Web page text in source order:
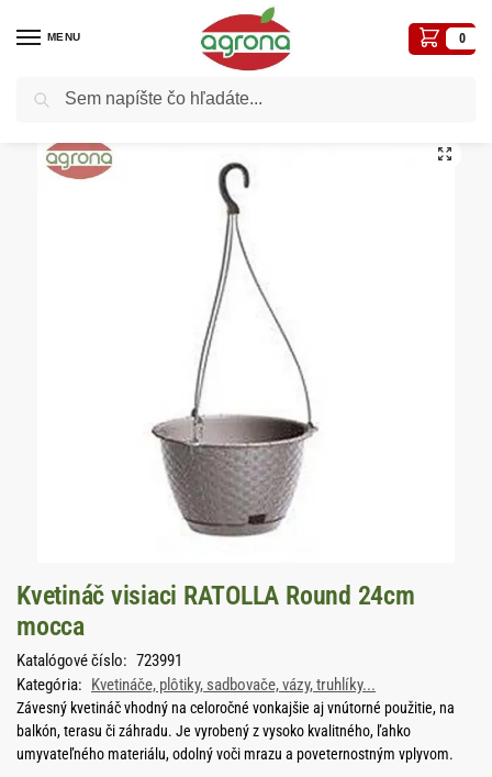
MENU 0
Domov Kvetináče, plôtiky, sadbovače, vázy, truhlíky...
Kvetináč visiaci RATOLLA Round 24cm
mocca
Katalógové číslo: 723991
Kategória: Kvetináče, plôtiky, sadbovače, vázy, truhlíky...
Závesný kvetináč vhodný na celoročné vonkajšie aj vnútorné použitie, na
balkón, terasu či záhradu. Je vyrobený z vysoko kvalitného, ľahko
umyvateľného materiálu, odolný voči mrazu a poveternostným vplyvom.